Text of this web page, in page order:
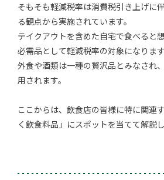
そもそも軽減税率は消費税引き上げに
る観点から実施されています。
テイクアウトを含めた自宅で食べると
必需品として軽減税率の対象になります
外食や酒類は一種の贅沢品とみなされ
用されます。
ここからは、飲食店の皆様に特に関連
く飲食料品」にスポットを当てて解説し